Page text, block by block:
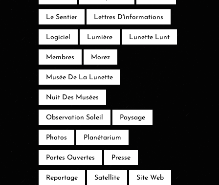
Le Sentier Lettres D'informations
Logiciel Lumière Lunette Lunt
Membres Morez
Musée De La Lunette
Nuit Des Musées
Observation Soleil Paysage
Photos Planétarium
Portes Ouvertes Presse
Reportage Satellite Site Web